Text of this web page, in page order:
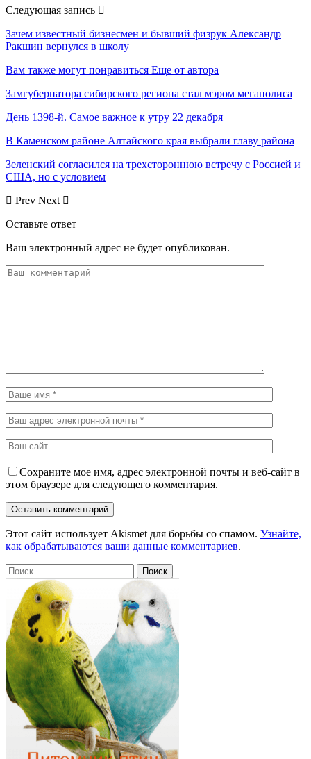
Следующая запись
Зачем известный бизнесмен и бывший физрук Александр
Ракшин вернулся в школу
Вам также могут понравиться Еще от автора
Замгубернатора сибирского региона стал мэром мегаполиса
День 1398-й. Самое важное к утру 22 декабря
В Каменском районе Алтайского края выбрали главу района
Зеленский согласился на трехстороннюю встречу с Россией и
США, но с условием
Prev Next
Оставьте ответ
Ваш электронный адрес не будет опубликован.
Сохраните мое имя, адрес электронной почты и веб-сайт в
этом браузере для следующего комментария.
Этот сайт использует Akismet для борьбы со спамом. Узнайте,
как обрабатываются ваши данные комментариев.